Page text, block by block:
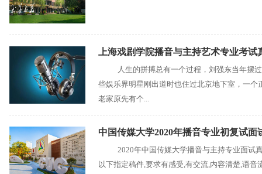
上海戏剧学院播音与主持艺术专业考试
人生的拼搏总有一个过程，刘强东当年摆
些娱乐界明星刚出道时也住过北京地下室，一
老家原先有个...
中国传媒大学2020年播音专业初复试面
2020年中国传媒大学播音与主持专业面试
以下指定稿件,要求有感受,有交流,内容清楚,语